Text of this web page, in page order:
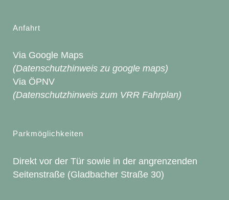
Anfahrt
Via Google Maps
(Datenschutzhinweis zu google maps)
Via ÖPNV
(Datenschutzhinweis zum VRR Fahrplan)
Parkmöglichkeiten
Direkt vor der Tür sowie in der angrenzenden
Seitenstraße (Gladbacher Straße 30)